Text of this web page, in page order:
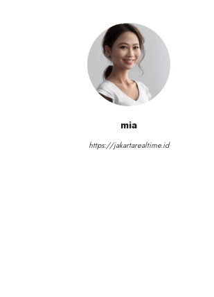
mia
https://jakartarealtime.id